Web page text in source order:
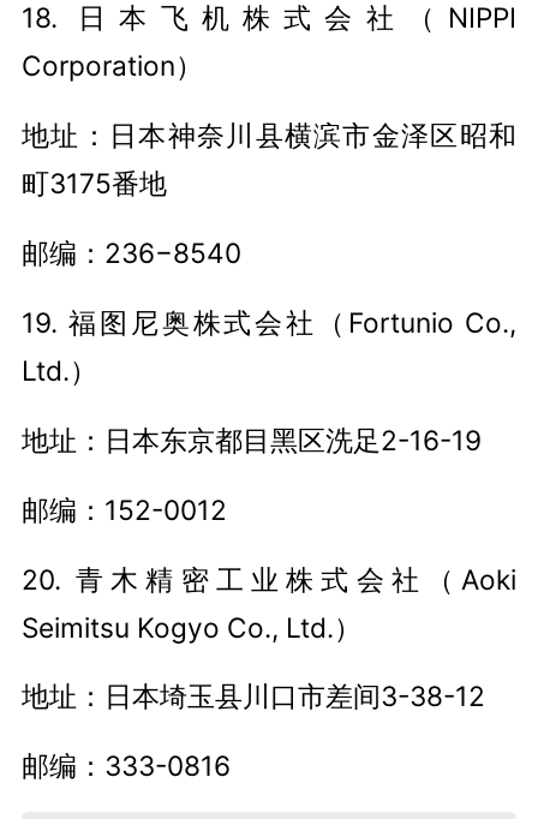
18. 日本飞机株式会社（NIPPI
Corporation）
地址：日本神奈川县横滨市金泽区昭和
町3175番地
邮编：236−8540
19. 福图尼奥株式会社（Fortunio Co.,
Ltd.）
地址：日本东京都目黑区洗足2-16-19
邮编：152-0012
20. 青木精密工业株式会社（Aoki
Seimitsu Kogyo Co., Ltd.）
地址：日本埼玉县川口市差间3-38-12
邮编：333-0816